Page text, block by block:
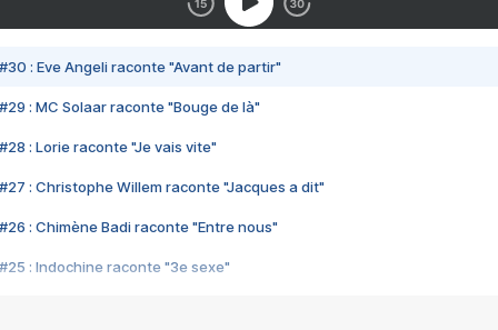
#30 : Eve Angeli raconte "Avant de partir"
#29 : MC Solaar raconte "Bouge de là"
#28 : Lorie raconte "Je vais vite"
#27 : Christophe Willem raconte "Jacques a dit"
#26 : Chimène Badi raconte "Entre nous"
#25 : Indochine raconte "3e sexe"